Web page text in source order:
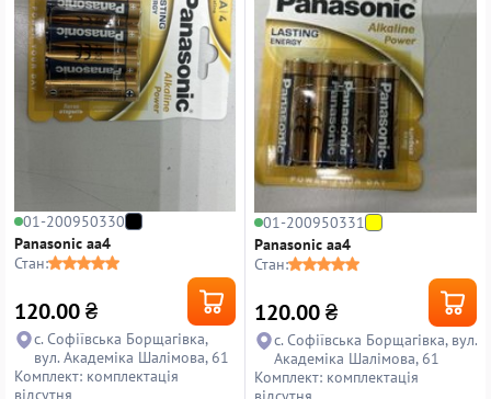
01-200950330
Panasonic аа4
Стан:
120.00₴
с. Софіївська Борщагівка,
вул. Академіка Шалімова, 61
Комплект: комплектація
відсутня
01-200950331
Panasonic аа4
Стан:
120.00₴
с. Софіївська Борщагівка, вул.
Академіка Шалімова, 61
Комплект: комплектація